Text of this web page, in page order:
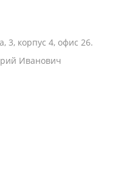
3, корпус 4, офис 26.
Иванович